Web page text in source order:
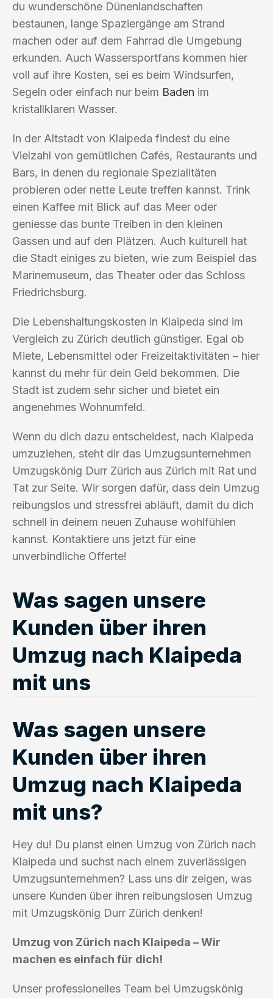
du wunderschöne Dünenlandschaften
bestaunen, lange Spaziergänge am Strand
machen oder auf dem Fahrrad die Umgebung
erkunden. Auch Wassersportfans kommen hier
voll auf ihre Kosten, sei es beim Windsurfen,
Segeln oder einfach nur beim Baden im
kristallklaren Wasser.
In der Altstadt von Klaipeda findest du eine
Vielzahl von gemütlichen Cafés, Restaurants und
Bars, in denen du regionale Spezialitäten
probieren oder nette Leute treffen kannst. Trink
einen Kaffee mit Blick auf das Meer oder
geniesse das bunte Treiben in den kleinen
Gassen und auf den Plätzen. Auch kulturell hat
die Stadt einiges zu bieten, wie zum Beispiel das
Marinemuseum, das Theater oder das Schloss
Friedrichsburg.
Die Lebenshaltungskosten in Klaipeda sind im
Vergleich zu Zürich deutlich günstiger. Egal ob
Miete, Lebensmittel oder Freizeitaktivitäten – hier
kannst du mehr für dein Geld bekommen. Die
Stadt ist zudem sehr sicher und bietet ein
angenehmes Wohnumfeld.
Wenn du dich dazu entscheidest, nach Klaipeda
umzuziehen, steht dir das Umzugsunternehmen
Umzugskönig Durr Zürich aus Zürich mit Rat und
Tat zur Seite. Wir sorgen dafür, dass dein Umzug
reibungslos und stressfrei abläuft, damit du dich
schnell in deinem neuen Zuhause wohlfühlen
kannst. Kontaktiere uns jetzt für eine
unverbindliche Offerte!
Was sagen unsere
Kunden über ihren
Umzug nach Klaipeda
mit uns
Was sagen unsere
Kunden über ihren
Umzug nach Klaipeda
mit uns?
Hey du! Du planst einen Umzug von Zürich nach
Klaipeda und suchst nach einem zuverlässigen
Umzugsunternehmen? Lass uns dir zeigen, was
unsere Kunden über ihren reibungslosen Umzug
mit Umzugskönig Durr Zürich denken!
Umzug von Zürich nach Klaipeda – Wir
machen es einfach für dich!
Unser professionelles Team bei Umzugskönig